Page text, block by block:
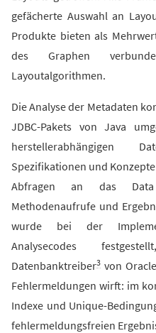
gefächerte Auswahl an
Produkte bieten als
des Graphen
Layoutalgorithmen.
Die Analyse der Metadaten
JDBC-Pakets von Java
herstellerabhängigen
Spezifikationen und
Abfragen an das
Methodenaufrufe und
wurde bei der
Analysecodes
Datenbanktreiber3 von
Fehlermeldungen wirft: im
Indexe und Unique-
fehlermeldungsfreien